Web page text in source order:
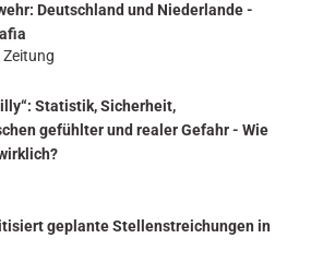
Deutschland und Niederlande -
Statistik, Sicherheit,
gefühlter und realer Gefahr - Wie
geplante Stellenstreichungen in